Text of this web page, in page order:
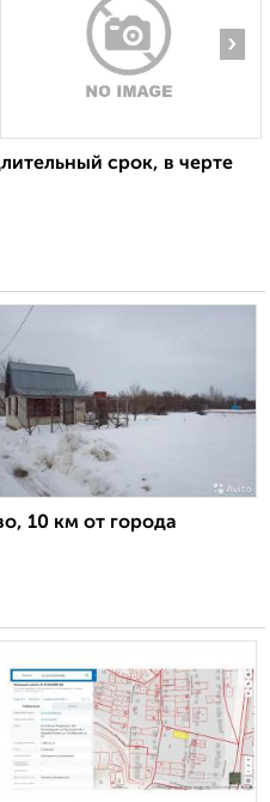
›
срок, в черте
10 км от города